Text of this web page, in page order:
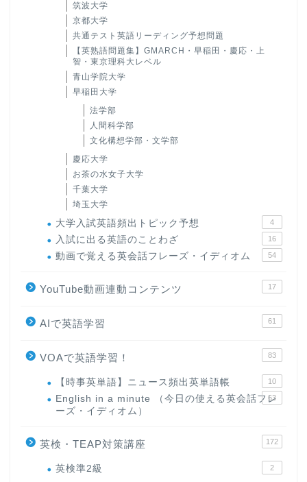
筑波大学
京都大学
共通テスト英語リーディング予想問題
【英熟語問題集】GMARCH・早稲田・慶応・上
智・東京理科大レベル
青山学院大学
早稲田大学
法学部
人間科学部
文化構想学部・文学部
慶応大学
お茶の水女子大学
千葉大学
埼玉大学
大学入試英語頻出トピック予想 4
入試に出る英語のことわざ 16
動画で覚える英会話フレーズ・イディオム 54
YouTube動画連動コンテンツ 17
AIで英語学習 61
VOAで英語学習！ 83
【時事英単語】ニュース頻出英単語帳 10
English in a minute （今日の使える英会話フレ
ーズ・イディオム）
63
英検・TEAP対策講座 172
英検準2級 2